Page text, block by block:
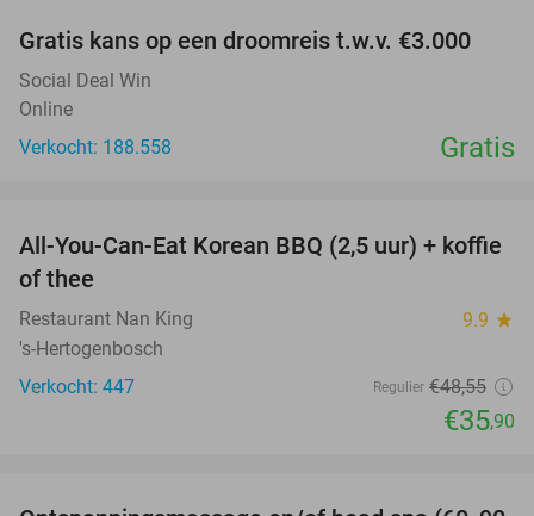
Gratis kans op een droomreis t.w.v. €3.000
Social Deal Win
Online
Verkocht: 188.558
Gratis
26%
All-You-Can-Eat Korean BBQ (2,5 uur) + koffie
of thee
Restaurant Nan King 9.9 star
's-Hertogenbosch
Verkocht: 447
Regulier €48,55
€35,90